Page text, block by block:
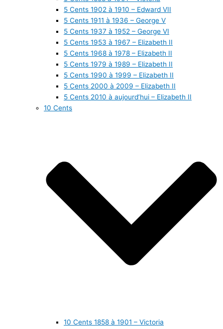
5 Cents 1902 à 1910 – Edward VII
5 Cents 1911 à 1936 – George V
5 Cents 1937 à 1952 – George VI
5 Cents 1953 à 1967 – Elizabeth II
5 Cents 1968 à 1978 – Elizabeth II
5 Cents 1979 à 1989 – Elizabeth II
5 Cents 1990 à 1999 – Elizabeth II
5 Cents 2000 à 2009 – Elizabeth II
5 Cents 2010 à aujourd’hui – Elizabeth II
10 Cents
10 Cents 1858 à 1901 – Victoria